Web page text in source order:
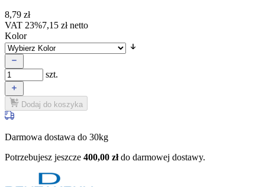
8,79 zł
VAT 23%7,15 złnetto
Kolor
szt.
Dodaj do koszyka
Darmowa dostawa do 30kg
Potrzebujesz jeszcze 400,00 złdo darmowej dostawy.